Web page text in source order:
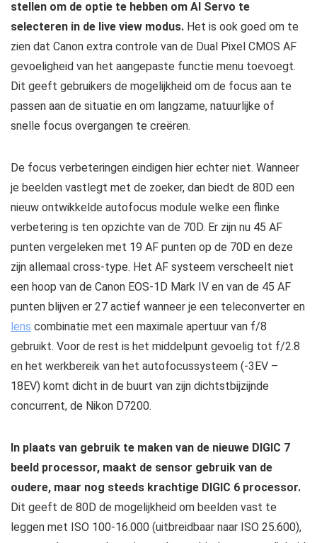
stellen om de optie te hebben om AI Servo te
selecteren in de live view modus. Het is ook goed om te
zien dat Canon extra controle van de Dual Pixel CMOS AF
gevoeligheid van het aangepaste functie menu toevoegt.
Dit geeft gebruikers de mogelijkheid om de focus aan te
passen aan de situatie en om langzame, natuurlijke of
snelle focus overgangen te creëren.
De focus verbeteringen eindigen hier echter niet. Wanneer
je beelden vastlegt met de zoeker, dan biedt de 80D een
nieuw ontwikkelde autofocus module welke een flinke
verbetering is ten opzichte van de 70D. Er zijn nu 45 AF
punten vergeleken met 19 AF punten op de 70D en deze
zijn allemaal cross-type. Het AF systeem verscheelt niet
een hoop van de Canon EOS-1D Mark IV en van de 45 AF
punten blijven er 27 actief wanneer je een teleconverter en
lens combinatie met een maximale apertuur van f/8
gebruikt. Voor de rest is het middelpunt gevoelig tot f/2.8
en het werkbereik van het autofocussysteem (-3EV –
18EV) komt dicht in de buurt van zijn dichtstbijzijnde
concurrent, de Nikon D7200.
In plaats van gebruik te maken van de nieuwe DIGIC 7
beeld processor, maakt de sensor gebruik van de
oudere, maar nog steeds krachtige DIGIC 6 processor.
Dit geeft de 80D de mogelijkheid om beelden vast te
leggen met ISO 100-16.000 (uitbreidbaar naar ISO 25.600),